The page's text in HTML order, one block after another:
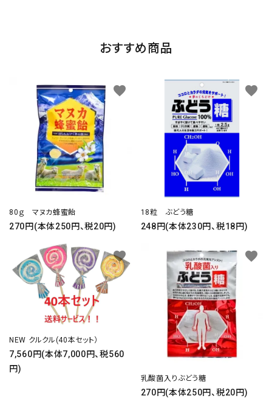
おすすめ商品
80ｇ マヌカ蜂蜜飴
270円(本体250円、税20円)
favorite
18粒 ぶどう糖
248円(本体230円、税18円)
favorite
NEW クルクル(40本セット）
7,560円(本体7,000円、税560
円)
favorite
乳酸菌入りぶどう糖
270円(本体250円、税20円)
favorite